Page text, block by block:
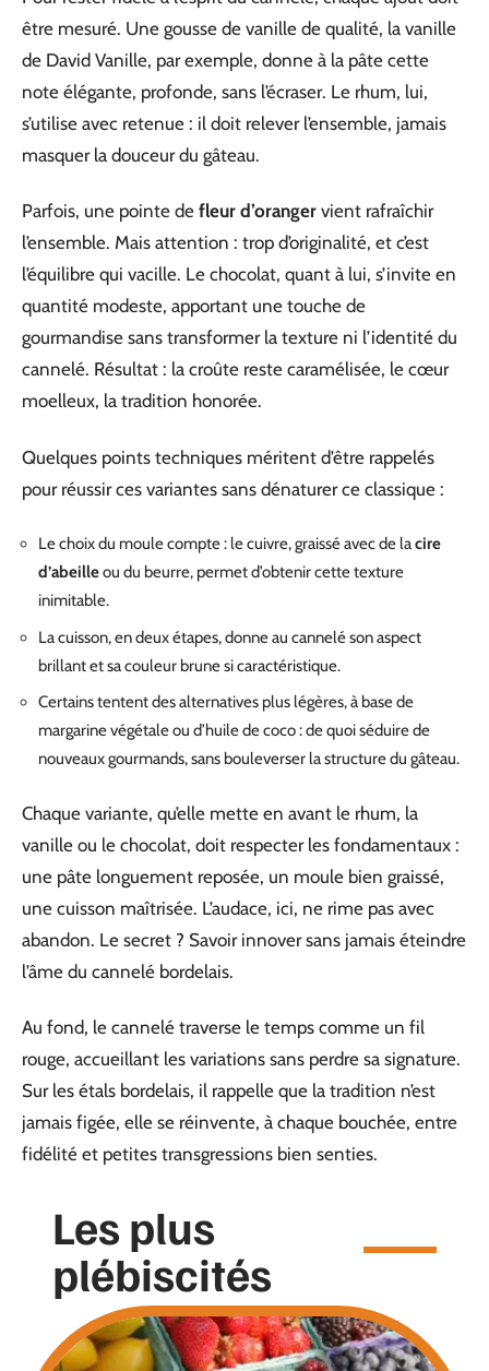
être mesuré. Une gousse de vanille de qualité, la vanille
de David Vanille, par exemple, donne à la pâte cette
note élégante, profonde, sans l’écraser. Le rhum, lui,
s’utilise avec retenue : il doit relever l’ensemble, jamais
masquer la douceur du gâteau.
Parfois, une pointe de fleur d’oranger vient rafraîchir
l’ensemble. Mais attention : trop d’originalité, et c’est
l’équilibre qui vacille. Le chocolat, quant à lui, s’invite en
quantité modeste, apportant une touche de
gourmandise sans transformer la texture ni l’identité du
cannelé. Résultat : la croûte reste caramélisée, le cœur
moelleux, la tradition honorée.
Quelques points techniques méritent d’être rappelés
pour réussir ces variantes sans dénaturer ce classique :
Le choix du moule compte : le cuivre, graissé avec de lacire
d’abeilleou du beurre, permet d’obtenir cette texture
inimitable.
La cuisson, en deux étapes, donne au cannelé son aspect
brillant et sa couleur brune si caractéristique.
Certains tentent des alternatives plus légères, à base de
margarine végétale ou d’huile de coco : de quoi séduire de
nouveaux gourmands, sans bouleverser la structure du gâteau.
Chaque variante, qu’elle mette en avant le rhum, la
vanille ou le chocolat, doit respecter les fondamentaux :
une pâte longuement reposée, un moule bien graissé,
une cuisson maîtrisée. L’audace, ici, ne rime pas avec
abandon. Le secret ? Savoir innover sans jamais éteindre
l’âme du cannelé bordelais.
Au fond, le cannelé traverse le temps comme un fil
rouge, accueillant les variations sans perdre sa signature.
Sur les étals bordelais, il rappelle que la tradition n’est
jamais figée, elle se réinvente, à chaque bouchée, entre
fidélité et petites transgressions bien senties.
Les plus
plébiscités